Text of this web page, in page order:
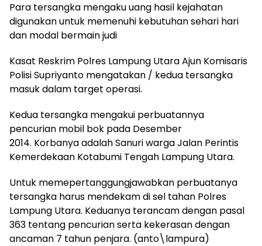
Para tersangka mengaku uang hasil kejahatan
digunakan untuk memenuhi kebutuhan sehari hari
dan modal bermain judi
Kasat Reskrim Polres Lampung Utara Ajun Komisaris
Polisi Supriyanto mengatakan / kedua tersangka
masuk dalam target operasi.
Kedua tersangka mengakui perbuatannya
pencurian mobil bok pada Desember
2014. Korbanya adalah Sanuri warga Jalan Perintis
Kemerdekaan Kotabumi Tengah Lampung Utara.
Untuk memepertanggungjawabkan perbuatanya
tersangka harus mendekam di sel tahan Polres
Lampung Utara. Keduanya terancam dengan pasal
363 tentang pencurian serta kekerasan dengan
ancaman 7 tahun penjara. (anto\lampura)